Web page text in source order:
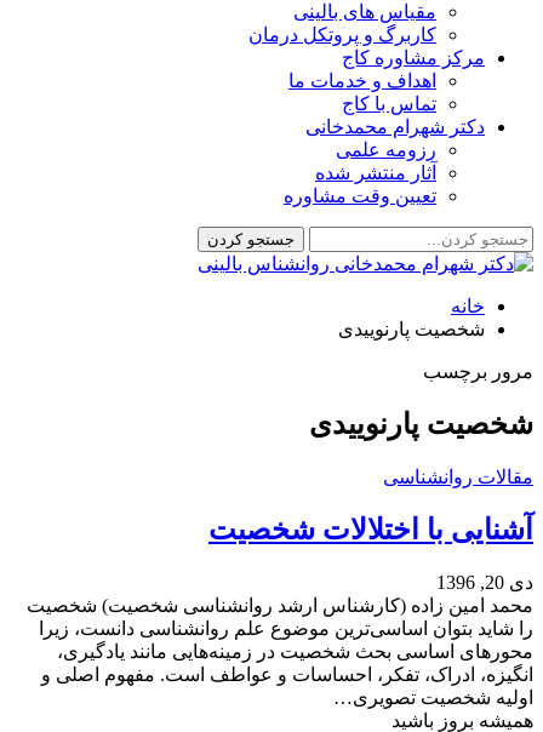
مقیاس های بالینی
کاربرگ و پروتکل درمان
مرکز مشاوره کاج
اهداف و خدمات ما
تماس با کاج
دکتر شهرام محمدخانی
رزومه علمی
آثار منتشر شده
تعیین وقت مشاوره
خانه
شخصیت پارنوییدی
مرور برچسب
شخصیت پارنوییدی
مقالات روانشناسی
آشنایی با اختلالات شخصیت
دی 20, 1396
محمد امین زاده (کارشناس ارشد روانشناسی شخصیت) شخصیت
را شاید بتوان اساسی‌ترین موضوع علم روانشناسی دانست، زیرا
محورهای اساسی بحث شخصیت در زمینه‌هایی مانند یادگیری،
انگیزه، ادراک، تفکر، احساسات و عواطف است. مفهوم اصلی و
اولیه شخصیت تصویری…
همیشه بروز باشید